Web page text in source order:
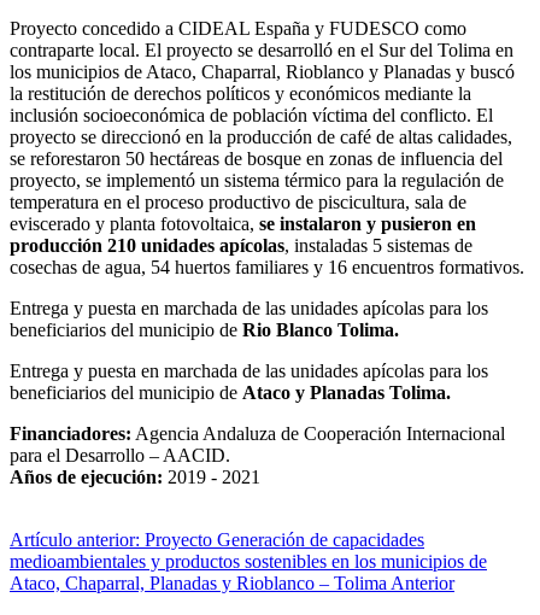
Proyecto concedido a CIDEAL España y FUDESCO como
contraparte local. El proyecto se desarrolló en el Sur del Tolima en
los municipios de Ataco, Chaparral, Rioblanco y Planadas y buscó
la restitución de derechos políticos y económicos mediante la
inclusión socioeconómica de población víctima del conflicto. El
proyecto se direccionó en la producción de café de altas calidades,
se reforestaron 50 hectáreas de bosque en zonas de influencia del
proyecto, se implementó un sistema térmico para la regulación de
temperatura en el proceso productivo de piscicultura, sala de
eviscerado y planta fotovoltaica, se instalaron y pusieron en
producción 210 unidades apícolas, instaladas 5 sistemas de
cosechas de agua, 54 huertos familiares y 16 encuentros formativos.
Entrega y puesta en marchada de las unidades apícolas para los
beneficiarios del municipio de Rio Blanco Tolima.
Entrega y puesta en marchada de las unidades apícolas para los
beneficiarios del municipio de Ataco y Planadas Tolima.
Financiadores: Agencia Andaluza de Cooperación Internacional
para el Desarrollo – AACID.
Años de ejecución: 2019 - 2021
Artículo anterior: Proyecto Generación de capacidades
medioambientales y productos sostenibles en los municipios de
Ataco, Chaparral, Planadas y Rioblanco – TolimaAnterior